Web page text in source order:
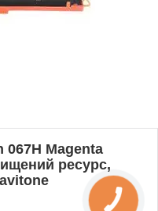
067H Magenta
ресурс,